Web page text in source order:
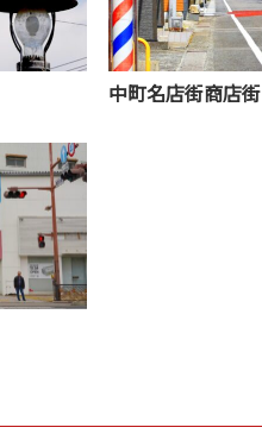
中町名店街商店街